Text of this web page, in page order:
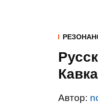
Автор: